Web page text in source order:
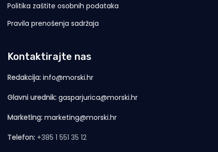
Politika zaštite osobnih podataka
Pravila prenošenja sadržaja
Kontaktirajte nas
Redakcija: info@morski.hr
Glavni urednik: gasparjurica@morski.hr
Marketing: marketing@morski.hr
Telefon: +385 1 551 35 12